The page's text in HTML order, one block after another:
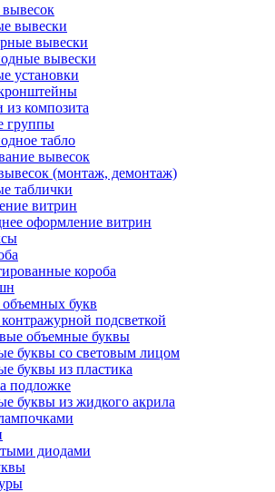
вывески
вывески
вывески
установки
композита
группы
табло
вывесок
(монтаж, демонтаж)
таблички
витрин
оформление витрин
короба
букв
подсветкой
объемные буквы
буквы со световым лицом
буквы из пластика
подложке
буквы из жидкого акрила
диодами